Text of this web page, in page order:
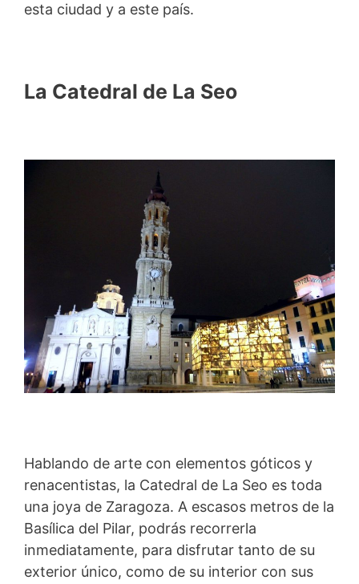
esta ciudad y a este país.
La Catedral de La Seo
Hablando de arte con elementos góticos y
renacentistas, la Catedral de La Seo es toda
una joya de Zaragoza. A escasos metros de la
Basílica del Pilar, podrás recorrerla
inmediatamente, para disfrutar tanto de su
exterior único, como de su interior con sus